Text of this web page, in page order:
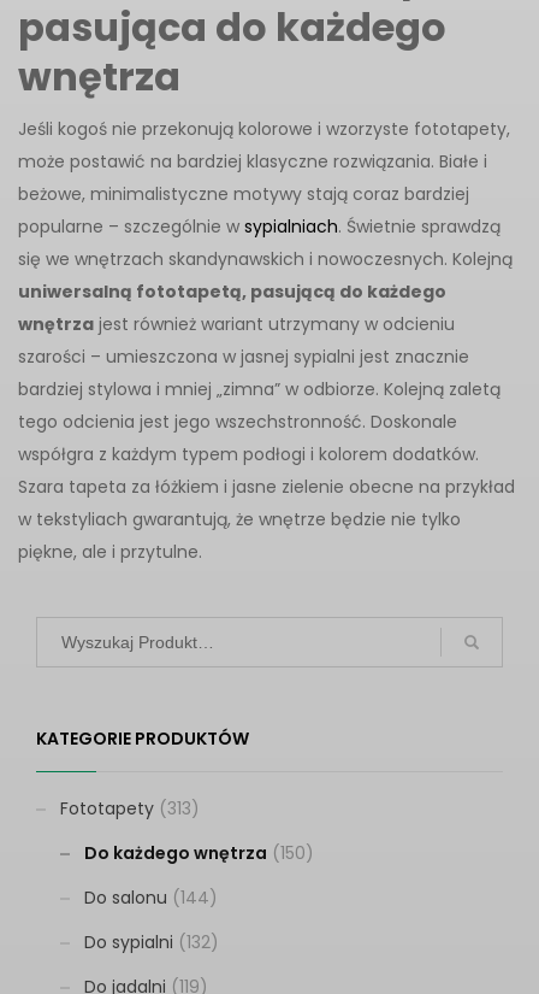
pasująca do każdego
wnętrza
Jeśli kogoś nie przekonują kolorowe i wzorzyste fototapety,
może postawić na bardziej klasyczne rozwiązania. Białe i
beżowe, minimalistyczne motywy stają coraz bardziej
popularne – szczególnie w sypialniach. Świetnie sprawdzą
się we wnętrzach skandynawskich i nowoczesnych. Kolejną
uniwersalną fototapetą, pasującą do każdego
wnętrza jest również wariant utrzymany w odcieniu
szarości – umieszczona w jasnej sypialni jest znacznie
bardziej stylowa i mniej „zimna” w odbiorze. Kolejną zaletą
tego odcienia jest jego wszechstronność. Doskonale
współgra z każdym typem podłogi i kolorem dodatków.
Szara tapeta za łóżkiem i jasne zielenie obecne na przykład
w tekstyliach gwarantują, że wnętrze będzie nie tylko
piękne, ale i przytulne.
KATEGORIE PRODUKTÓW
Fototapety (313)
Do każdego wnętrza (150)
Do salonu (144)
Do sypialni (132)
Do jadalni (119)